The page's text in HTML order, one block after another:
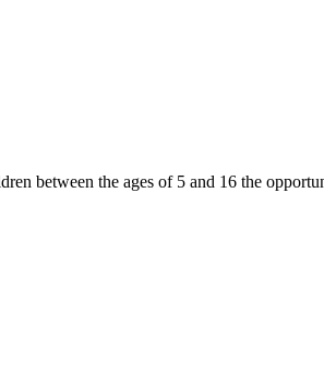
between the ages of 5 and 16 the